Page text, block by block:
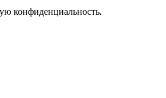
конфиденциальность.